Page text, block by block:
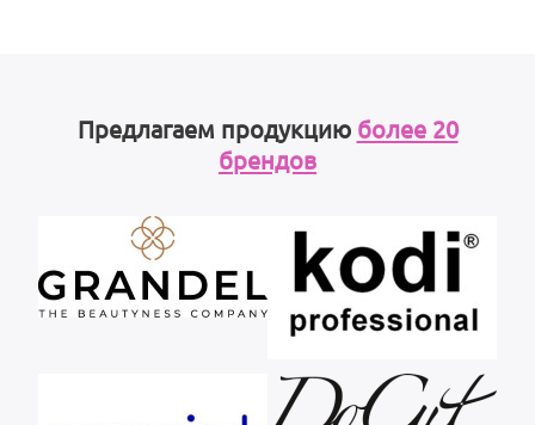
Предлагаем продукцию более 20
брендов